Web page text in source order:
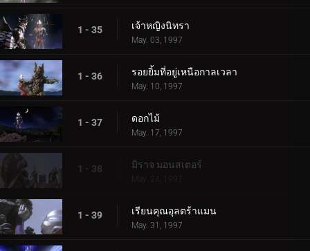
1 - 35 เจ้าหญิงนิทรา
May. 03, 1997
1 - 36 รอยยิ้มที่อยู่เหนือกาลเวลา
May. 10, 1997
1 - 37 ดอกไม้
May. 17, 1997
1 - 38 มิราจ มอนสเตอร์
May. 24, 1997
1 - 39 เรียนคุณอุลตร้าแมน
May. 31, 1997